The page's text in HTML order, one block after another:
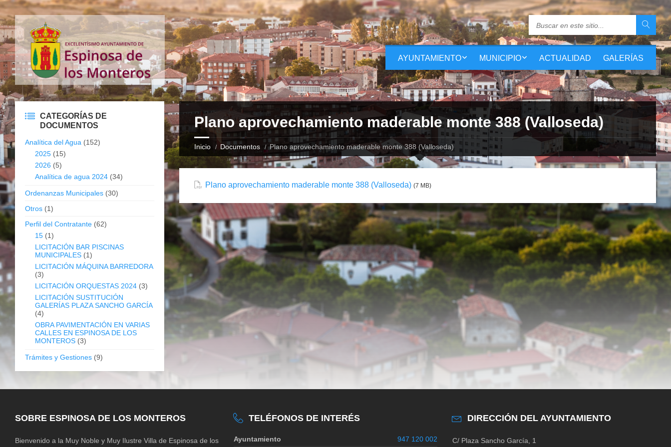
AYUNTAMIENTO MUNICIPIO ACTUALIDAD GALERÍAS
Plano aprovechamiento maderable monte 388 (Valloseda)
Inicio Documentos Plano aprovechamiento maderable monte 388 (Valloseda)
Plano aprovechamiento maderable monte 388 (Valloseda) (7 MB)
CATEGORÍAS DE
DOCUMENTOS
Analítica del Agua (152)
2025 (15)
2026 (5)
Analítica de agua 2024 (34)
Ordenanzas Municipales (30)
Otros (1)
Perfil del Contratante (62)
15 (1)
LICITACIÓN BAR PISCINAS
MUNICIPALES (1)
LICITACIÓN MÁQUINA BARREDORA
(3)
LICITACIÓN ORQUESTAS 2024 (3)
LICITACIÓN SUSTITUCIÓN
GALERÍAS PLAZA SANCHO GARCÍA
(4)
OBRA PAVIMENTACIÓN EN VARIAS
CALLES EN ESPINOSA DE LOS
MONTEROS (3)
Trámites y Gestiones (9)
SOBRE ESPINOSA DE LOS MONTEROS
Bienvenido a la Muy Noble y Muy Ilustre Villa de Espinosa de los
TELÉFONOS DE INTERÉS
Ayuntamiento 947 120 002
DIRECCIÓN DEL AYUNTAMIENTO
C/ Plaza Sancho García, 1